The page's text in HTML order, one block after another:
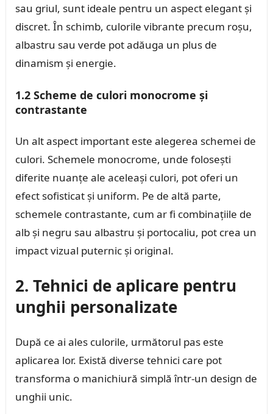
sau griul, sunt ideale pentru un aspect elegant și
discret. În schimb, culorile vibrante precum roșu,
albastru sau verde pot adăuga un plus de
dinamism și energie.
1.2 Scheme de culori monocrome și
contrastante
Un alt aspect important este alegerea schemei de
culori. Schemele monocrome, unde folosești
diferite nuanțe ale aceleași culori, pot oferi un
efect sofisticat și uniform. Pe de altă parte,
schemele contrastante, cum ar fi combinațiile de
alb și negru sau albastru și portocaliu, pot crea un
impact vizual puternic și original.
2. Tehnici de aplicare pentru
unghii personalizate
După ce ai ales culorile, următorul pas este
aplicarea lor. Există diverse tehnici care pot
transforma o manichiură simplă într-un design de
unghii unic.